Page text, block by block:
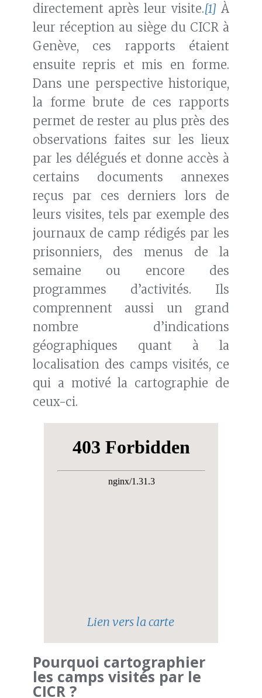
directement après leur visite.[1] À
leur réception au siège du CICR à
Genève, ces rapports étaient
ensuite repris et mis en forme.
Dans une perspective historique,
la forme brute de ces rapports
permet de rester au plus près des
observations faites sur les lieux
par les délégués et donne accès à
certains documents annexes
reçus par ces derniers lors de
leurs visites, tels par exemple des
journaux de camp rédigés par les
prisonniers, des menus de la
semaine ou encore des
programmes d’activités. Ils
comprennent aussi un grand
nombre d’indications
géographiques quant à la
localisation des camps visités, ce
qui a motivé la cartographie de
ceux-ci.
Lien vers la carte
Pourquoi cartographier
les camps visités par le
CICR ?